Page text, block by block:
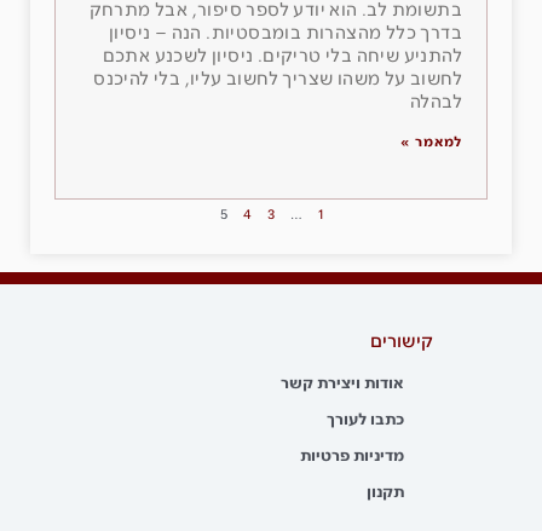
בתשומת לב. הוא יודע לספר סיפור, אבל מתרחק
בדרך כלל מהצהרות בומבסטיות. הנה – ניסיון
להתניע שיחה בלי טריקים. ניסיון לשכנע אתכם
לחשוב על משהו שצריך לחשוב עליו, בלי להיכנס
לבהלה
למאמר »
1
…
3
4
5
קישורים
אודות ויצירת קשר
כתבו לעורך
מדיניות פרטיות
תקנון